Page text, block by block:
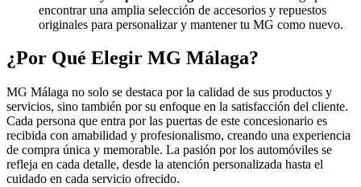
encontrar una amplia selección de accesorios y repuestos
originales para personalizar y mantener tu MG como nuevo.
¿Por Qué Elegir MG Málaga?
MG Málaga no solo se destaca por la calidad de sus productos y
servicios, sino también por su enfoque en la satisfacción del cliente.
Cada persona que entra por las puertas de este concesionario es
recibida con amabilidad y profesionalismo, creando una experiencia
de compra única y memorable. La pasión por los automóviles se
refleja en cada detalle, desde la atención personalizada hasta el
cuidado en cada servicio ofrecido.